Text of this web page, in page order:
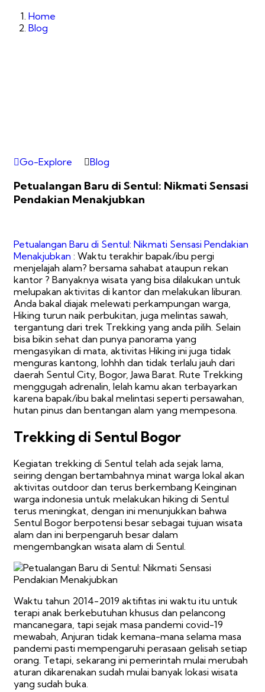
Home
Blog
Go-Explore Blog
Petualangan Baru di Sentul: Nikmati Sensasi
Pendakian Menakjubkan
Petualangan Baru di Sentul: Nikmati Sensasi Pendakian
Menakjubkan : Waktu terakhir bapak/ibu pergi
menjelajah alam? bersama sahabat ataupun rekan
kantor ? Banyaknya wisata yang bisa dilakukan untuk
melupakan aktivitas di kantor dan melakukan liburan.
Anda bakal diajak melewati perkampungan warga,
Hiking turun naik perbukitan, juga melintas sawah,
tergantung dari trek Trekking yang anda pilih. Selain
bisa bikin sehat dan punya panorama yang
mengasyikan di mata, aktivitas Hiking ini juga tidak
menguras kantong, lohhh dan tidak terlalu jauh dari
daerah Sentul City, Bogor, Jawa Barat. Rute Trekking
menggugah adrenalin, lelah kamu akan terbayarkan
karena bapak/ibu bakal melintasi seperti persawahan,
hutan pinus dan bentangan alam yang mempesona.
Trekking di Sentul Bogor
Kegiatan trekking di Sentul telah ada sejak lama,
seiring dengan bertambahnya minat warga lokal akan
aktivitas outdoor dan terus berkembang Keinginan
warga indonesia untuk melakukan hiking di Sentul
terus meningkat, dengan ini menunjukkan bahwa
Sentul Bogor berpotensi besar sebagai tujuan wisata
alam dan ini berpengaruh besar dalam
mengembangkan wisata alam di Sentul.
Waktu tahun 2014-2019 aktifitas ini waktu itu untuk
terapi anak berkebutuhan khusus dan pelancong
mancanegara, tapi sejak masa pandemi covid-19
mewabah, Anjuran tidak kemana-mana selama masa
pandemi pasti mempengaruhi perasaan gelisah setiap
orang. Tetapi, sekarang ini pemerintah mulai merubah
aturan dikarenakan sudah mulai banyak lokasi wisata
yang sudah buka.